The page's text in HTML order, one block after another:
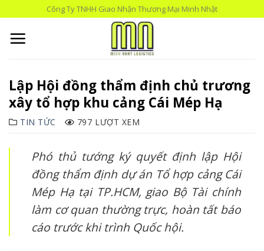
to
content
Công Ty TNHH Giao Nhận Thương Mại Minh Nhật
Lập Hội đồng thẩm định chủ trương
xây tổ hợp khu cảng Cái Mép Hạ
TIN TỨC 797 LƯỢT XEM
Phó thủ tướng ký quyết định lập Hội
đồng thẩm định dự án Tổ hợp cảng Cái
Mép Hạ tại TP.HCM, giao Bộ Tài chính
làm cơ quan thường trực, hoàn tất báo
cáo trước khi trình Quốc hội.